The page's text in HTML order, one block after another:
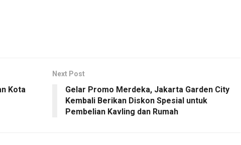
Kota
Next Post
Gelar Promo Merdeka, Jakarta Garden City
Kembali Berikan Diskon Spesial untuk
Pembelian Kavling dan Rumah